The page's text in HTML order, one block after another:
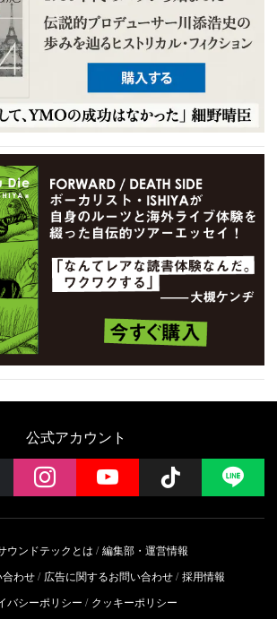
公式アカウント
instagramYouTube Follow
ウンドテックとは
編集部・運営情報
わせ
広告に関するお問い合わせ 採用情報
バシーポリシー
クッキーポリシー